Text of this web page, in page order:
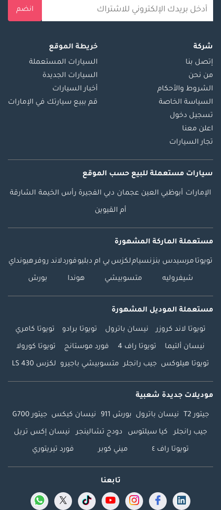
انضم
شركة
إتصل بنا
من نحن
الشروط والأحكام
السياسة الخاصة
تسجيل دخول
اعلن معنا
تجار السيارات
خريطة الموقع
السيارات المستعملة
السيارات الجديدة
أخبار السيارات
قم ببيع سيارتك في الإمارات
سيارات مستعملة للبيع حسب الموقع
الإمارات أبوظبي العين عجمان دبي الفجيرة رأس الخيمة الشارقة
أم القيوين
مستعملة الماركة المشهورة
تويوتا مرسيدس بنزنسياملكزس بي ام دبليوفوردلاند روفرهيونداي
شيفروليه متسوبيشي هوندا بورش
مستعملة الموديل المشهورة
تويوتا لاند كروزر نيسان باترول تويوتا برادو تويوتا كامري
نيسان ألتيما تويوتا راف 4 فورد موستانج تويوتا كورولا
تويوتا هيلوكس جيب رانجلر متسوبيشي باجيرو لكزس LS 430
موديلات جديدة شعبية
جيتور T2 نيسان باترول بورش 911 نيسان كيكس جيتور G700
جيب رانجلر كيا سيلتوس دودج تشالينجر نيسان إكس تريل
تويوتا راف ٤ ميني كوبر فورد تيريتوري
تابعنا